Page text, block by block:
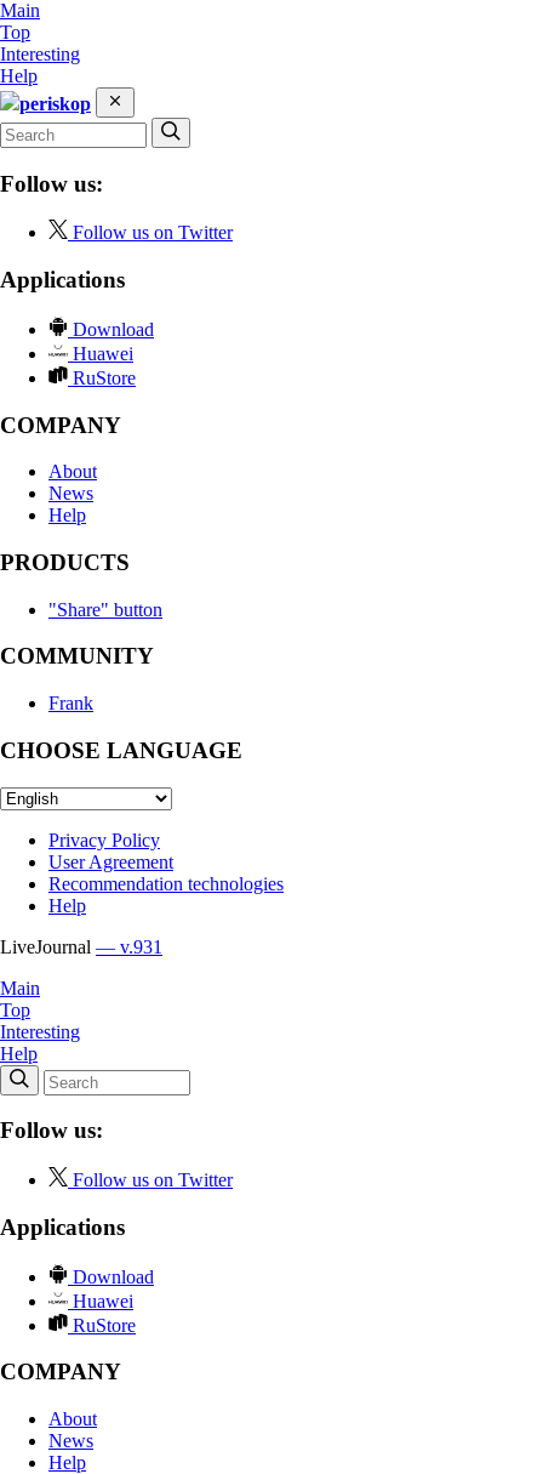
Main
Top
Interesting
Help
periskop
Follow us:
Follow us on Twitter
Applications
Download
Huawei
RuStore
COMPANY
About
News
Help
PRODUCTS
"Share" button
COMMUNITY
Frank
CHOOSE LANGUAGE
Privacy Policy
User Agreement
Recommendation technologies
Help
LiveJournal — v.931
Main
Top
Interesting
Help
Follow us:
Follow us on Twitter
Applications
Download
Huawei
RuStore
COMPANY
About
News
Help